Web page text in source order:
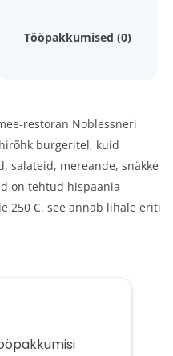
Tööpakkumised (0)
restoran Noblessneri
burgeritel, kuid
salateid, mereande, snäkke
on tehtud hispaania
250 C, see annab lihale eriti